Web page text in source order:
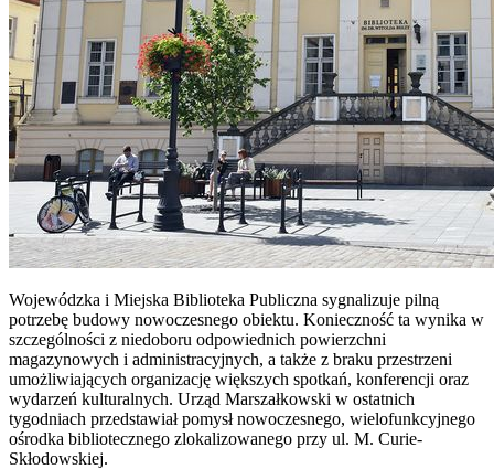
Wojewódzka i Miejska Biblioteka Publiczna sygnalizuje pilną
potrzebę budowy nowoczesnego obiektu. Konieczność ta wynika w
szczególności z niedoboru odpowiednich powierzchni
magazynowych i administracyjnych, a także z braku przestrzeni
umożliwiających organizację większych spotkań, konferencji oraz
wydarzeń kulturalnych. Urząd Marszałkowski w ostatnich
tygodniach przedstawiał pomysł nowoczesnego, wielofunkcyjnego
ośrodka bibliotecznego zlokalizowanego przy ul. M. Curie-
Skłodowskiej.